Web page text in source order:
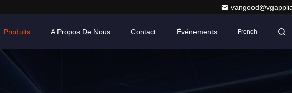
Produits A Propos De Nous Contact Événements French